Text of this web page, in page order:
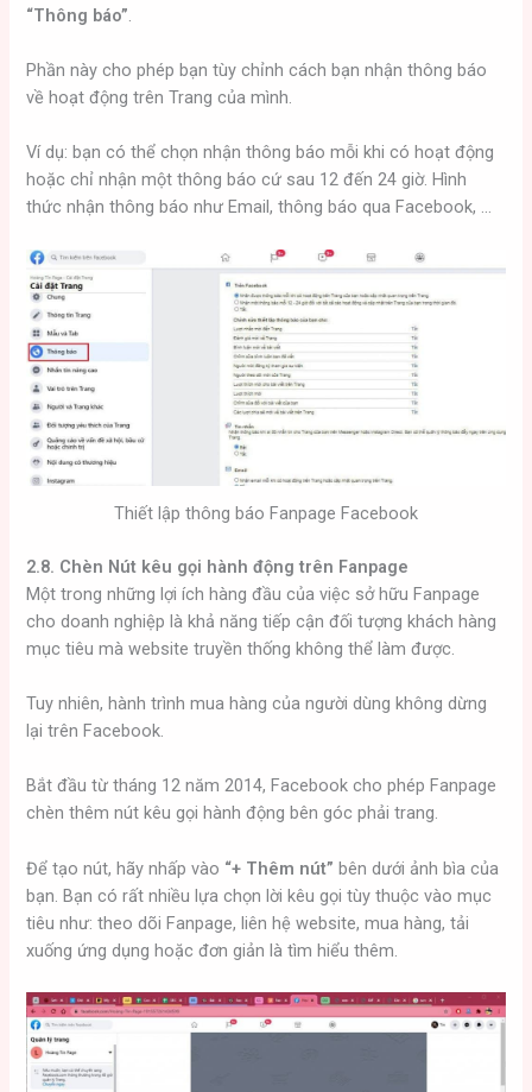
“Thông báo”.
Phần này cho phép bạn tùy chỉnh cách bạn nhận thông báo
về hoạt động trên Trang của mình.
Ví dụ: bạn có thể chọn nhận thông báo mỗi khi có hoạt động
hoặc chỉ nhận một thông báo cứ sau 12 đến 24 giờ. Hình
thức nhận thông báo như Email, thông báo qua Facebook, …
Thiết lập thông báo Fanpage Facebook
2.8. Chèn Nút kêu gọi hành động trên Fanpage
Một trong những lợi ích hàng đầu của việc sở hữu Fanpage
cho doanh nghiệp là khả năng tiếp cận đối tượng khách hàng
mục tiêu mà website truyền thống không thể làm được.
Tuy nhiên, hành trình mua hàng của người dùng không dừng
lại trên Facebook.
Bắt đầu từ tháng 12 năm 2014, Facebook cho phép Fanpage
chèn thêm nút kêu gọi hành động bên góc phải trang.
Để tạo nút, hãy nhấp vào “+ Thêm nút” bên dưới ảnh bìa của
bạn. Bạn có rất nhiều lựa chọn lời kêu gọi tùy thuộc vào mục
tiêu như: theo dõi Fanpage, liên hệ website, mua hàng, tải
xuống ứng dụng hoặc đơn giản là tìm hiểu thêm.